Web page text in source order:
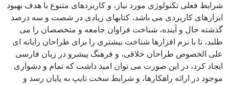
شرایط فعلی تکنولوژی مورد نیاز، و کاربردهای متنوع با هدف بهبود
ابزارهای کاربردی می باشد، کتابهای زیادی در شصت و سه درصد
گذشته حال و آینده، شناخت فراوان جامعه و متخصصان را می
طلبد، تا با نرم افزارها شناخت بیشتری را برای طراحان رایانه ای
علی الخصوص طراحان خلاقی، و فرهنگ پیشرو در زبان فارسی
ایجاد کرد، در این صورت می توان امید داشت که تمام و دشواری
موجود در ارائه راهکارها، و شرایط سخت تایپ به پایان رسد و